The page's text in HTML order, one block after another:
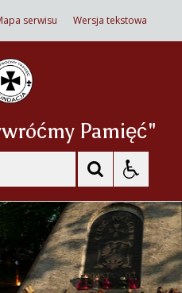
serwisu Wersja tekstowa
Pamięć"